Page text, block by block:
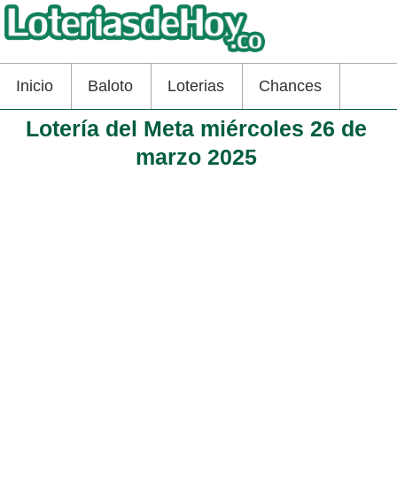
Inicio Baloto Loterias Chances
Lotería del Meta miércoles 26 de
marzo 2025